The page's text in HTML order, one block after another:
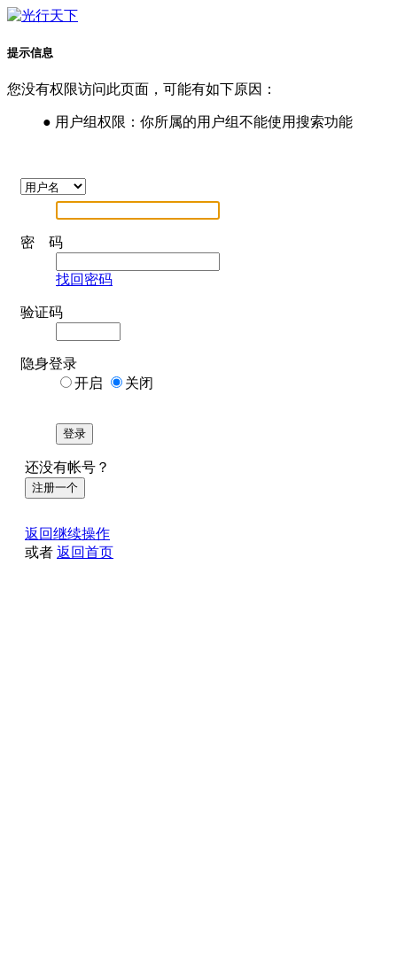
提示信息
您没有权限访问此页面，可能有如下原因：
● 用户组权限：你所属的用户组不能使用搜索功能
密 码
找回密码
验证码
隐身登录
开启
关闭
登录
还没有帐号？
注册一个
返回继续操作
或者 返回首页